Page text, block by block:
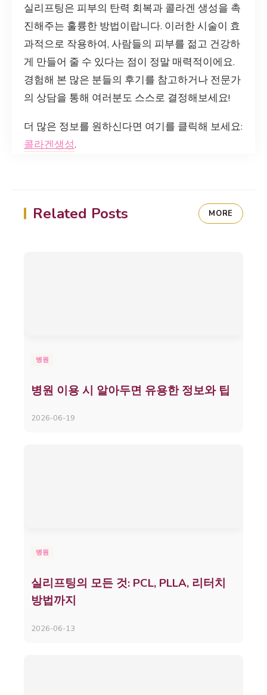
실리프팅은 피부의 탄력 회복과 콜라겐 생성을 촉
진해주는 훌륭한 방법이랍니다. 이러한 시술이 효
과적으로 작용하여, 사람들의 피부를 젊고 건강하
게 만들어 줄 수 있다는 점이 정말 매력적이에요.
경험해 본 많은 분들의 후기를 참고하거나 전문가
의 상담을 통해 여러분도 스스로 결정해보세요!
더 많은 정보를 원하신다면 여기를 클릭해 보세요:
콜라겐생성.
Related Posts MORE
병원
병원 이용 시 알아두면 유용한 정보와 팁
2026-06-19
병원
실리프팅의 모든 것: PCL, PLLA, 리터치
방법까지
2026-06-13